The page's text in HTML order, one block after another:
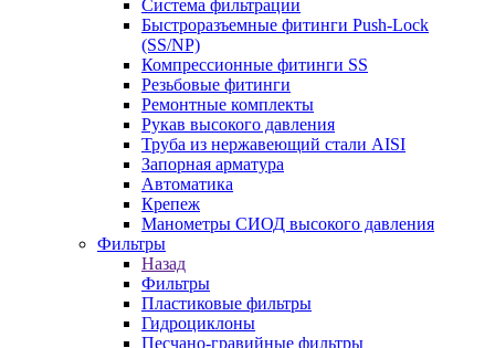
Система фильтрации
Быстроразъемные фитинги Push-Lock
(SS/NP)
Компрессионные фитинги SS
Резьбовые фитинги
Ремонтные комплекты
Рукав высокого давления
Труба из нержавеющий стали AISI
Запорная арматура
Автоматика
Крепеж
Манометры СИОД высокого давления
Фильтры
Назад
Фильтры
Пластиковые фильтры
Гидроциклоны
Песчано-гравийные фильтры